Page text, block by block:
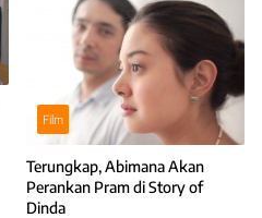
Film
Terungkap, Abimana Akan
Perankan Pram di Story of
Dinda